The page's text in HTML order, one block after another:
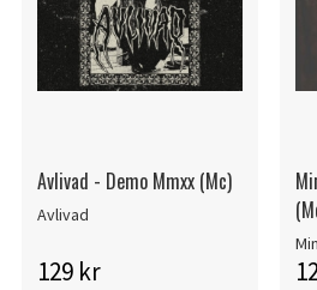
Avlivad - Demo Mmxx (Mc)
Avlivad
129 kr